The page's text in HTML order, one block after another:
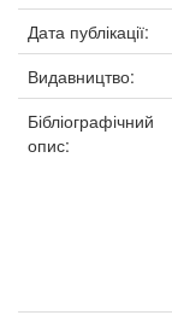
Дата публікації:
Видавництво:
Бібліографічний
опис: